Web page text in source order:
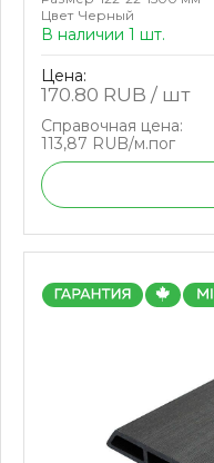
Цвет Черный
В наличии 1 шт.
Цена:
170.80 RUB / шт
Справочная цена:
113,87 RUB/м.пог